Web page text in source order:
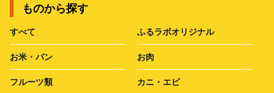
ものから探す
すべて ふるラボオリジナル
お米・パン お肉
フルーツ類 カニ・エビ